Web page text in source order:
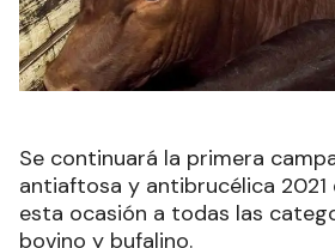
Se continuará la primera
antiaftosa y antibrucélica 2021
esta ocasión a todas las
bovino y bufalino.